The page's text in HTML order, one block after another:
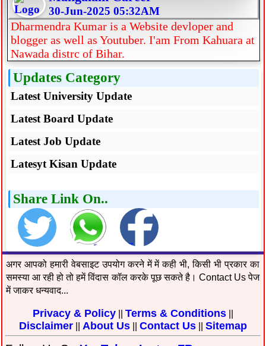
30-Jun-2025 05:32AM
Dharmendra Kumar is a Website devloper and
blogger as well as Youtuber. I'am From Kahuara at
Nawada distrc of Bihar.
Updates Category
Latest University Update
Latest Board Update
Latest Job Update
Latesyt Kisan Update
Share Link On..
अगर आपको हमारी वेबसाइट उपयोग करने में में कही भी, किसी भी प्रकार का
समस्या आ रही हो तो हमें विंदास कॉल करके पूछ सकते है। Contact Us पेज
में जाकर धन्यवाद...
Privacy & Policy Terms & Conditions
Disclaimer About Us Contact Us Sitemap